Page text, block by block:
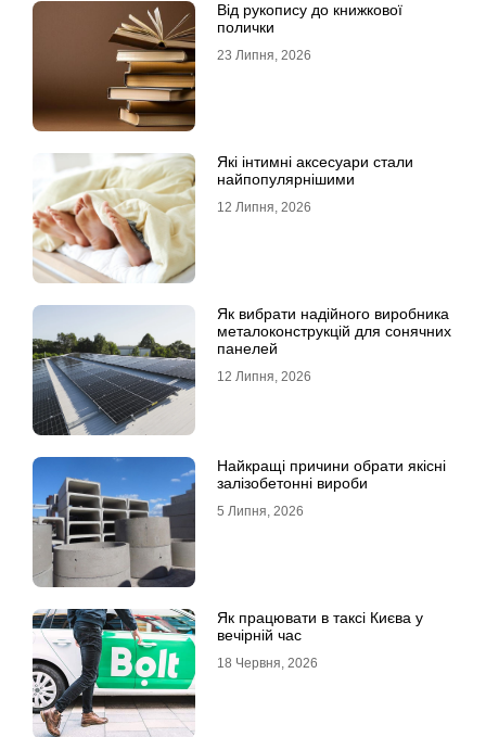
Від рукопису до книжкової
полички
23 Липня, 2026
Які інтимні аксесуари стали
найпопулярнішими
12 Липня, 2026
Як вибрати надійного виробника
металоконструкцій для сонячних
панелей
12 Липня, 2026
Найкращі причини обрати якісні
залізобетонні вироби
5 Липня, 2026
Як працювати в таксі Києва у
вечірній час
18 Червня, 2026